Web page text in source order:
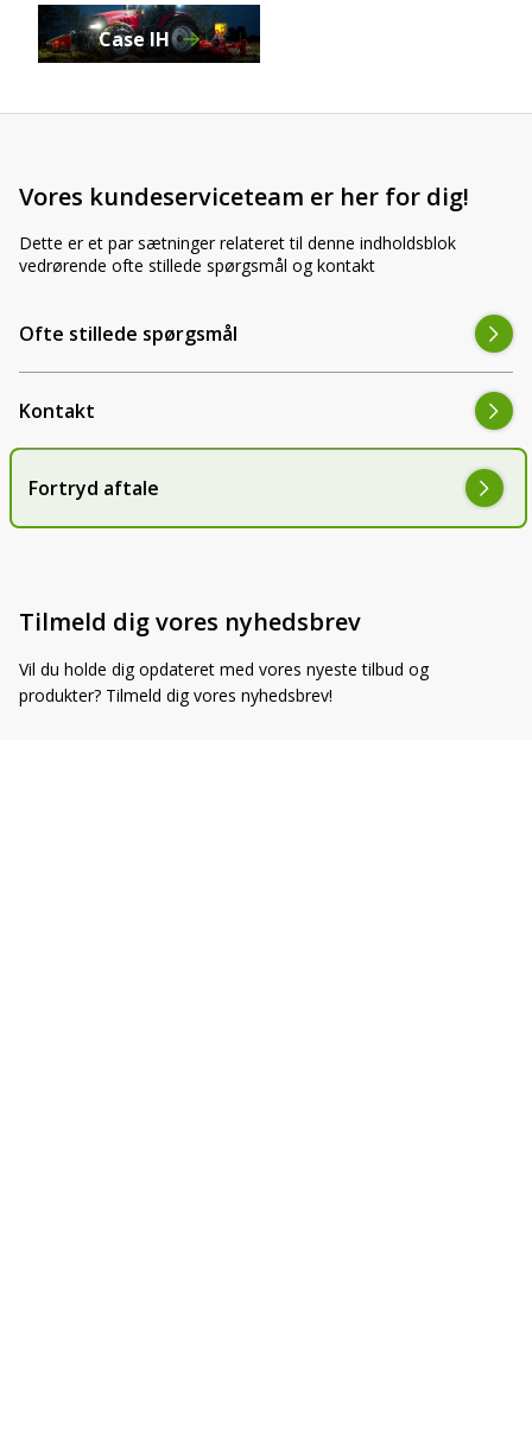
Case IH
Vores kundeserviceteam er her for dig!
Dette er et par sætninger relateret til denne indholdsblok
vedrørende ofte stillede spørgsmål og kontakt
Ofte stillede spørgsmål
Kontakt
Fortryd aftale
Tilmeld dig vores nyhedsbrev
Vil du holde dig opdateret med vores nyeste tilbud og
produkter? Tilmeld dig vores nyhedsbrev!